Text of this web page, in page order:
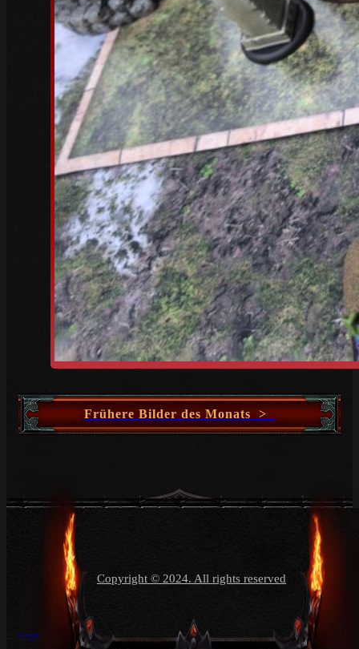
Frühere Bilder des Monats >
Copyright © 2024. All rights reserved
Login